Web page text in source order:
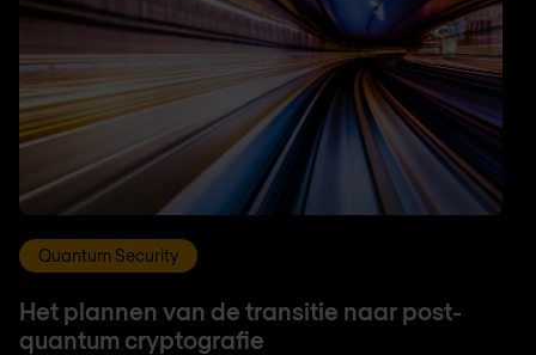
Quantum Security
Het plannen van de transitie naar post-
quantum cryptografie